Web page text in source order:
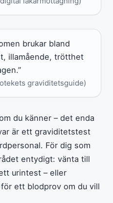
brukar bland
illamående, trötthet
graviditetsguide)
du känner – det enda
är ett graviditetstest
För dig som
entydigt: vänta till
urintest – eller
ett blodprov om du vill